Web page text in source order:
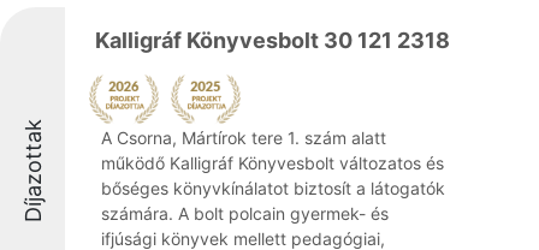
Díjazottak
Kalligráf Könyvesbolt 30 121 2318
A Csorna, Mártírok tere 1. szám alatt
működő Kalligráf Könyvesbolt változatos és
bőséges könyvkínálatot biztosít a látogatók
számára. A bolt polcain gyermek- és
ifjúsági könyvek mellett pedagógiai,